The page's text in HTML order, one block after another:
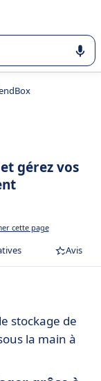
sélection de
gérez vos
cette page
Avis
stockage de
la main à